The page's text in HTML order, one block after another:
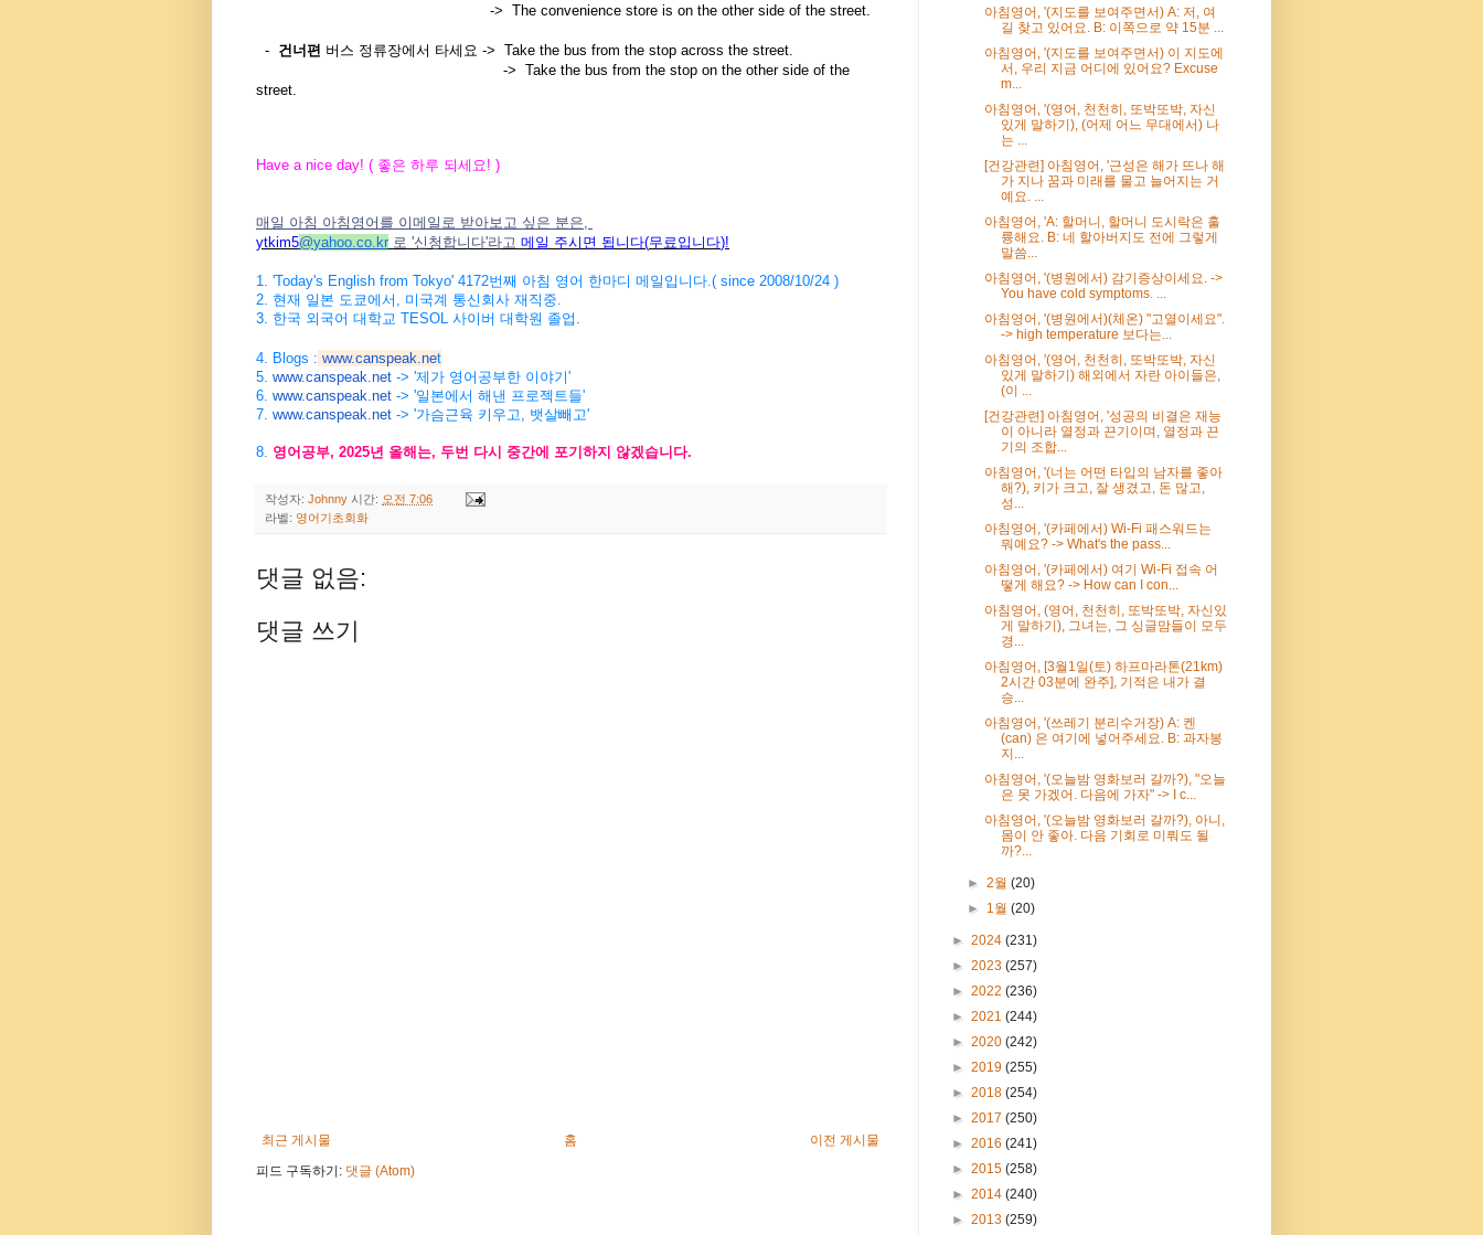
-> The convenience store is on the other side of the street.
- 건너편 버스 정류장에서 타세요 -> Take the bus from the stop across the street.
-> Take the bus from the stop on the other side of the
street.
Have a nice day! ( 좋은 하루 되세요 ! )
매일 아침 아침영어를 이메일로 받아보고 싶은 분은,
ytkim5@yahoo.co.kr 로 '신청합니다'라고 메일 주시면 됩니다(무료입니다)!
1. 'Today's English from Tokyo' 4172번째 아침 영어 한마디 메일입니다 .( since 2008/10/24 )
2. 현재 일본 도쿄에서 미국계 통신회사 재직중
3. 한국 외국어 대학교 TESOL 사이버 대학원 졸업
4. Blogs : www.canspeak.net
5. www.canspeak.net -> '제가 영어공부한 이야기'
6. www.canspeak.net -> '일본에서 해낸 프로젝트들'
7. www.canspeak.net -> '가슴근육 키우고, 뱃살빼고'
8. 영어공부, 2025년 올해는, 두번 다시 중간에 포기하지 않겠습니 다.
작성자: Johnny 시간: 오전 7:06
라벨: 영어기초회화
댓글 없음:
댓글 쓰기
최근 게시물 이전 게시물
홈
피드 구독하기: 댓글 (Atom)
아침영어, '(지도를 보여주면서) A: 저, 여
길 찾고 있어요. B: 이쪽으로 약 15분 ...
아침영어, '(지도를 보여주면서) 이 지도에
서, 우리 지금 어디에 있어요? Excuse
m...
아침영어, '(영어, 천천히, 또박또박, 자신
있게 말하기), (어제 어느 무대에서) 나
는 ...
[건강관련] 아침영어, '근성은 해가 뜨나 해
가 지나 꿈과 미래를 물고 늘어지는 거
예요. ...
아침영어, 'A: 할머니, 할머니 도시락은 훌
륭해요. B: 네 할아버지도 전에 그렇게
말씀...
아침영어, '(병원에서) 감기증상이세요. ->
You have cold symptoms. ...
아침영어, '(병원에서)(체온) "고열이세요".
-> high temperature 보다는...
아침영어, '(영어, 천천히, 또박또박, 자신
있게 말하기) 해외에서 자란 아이들은,
(이 ...
[건강관련] 아침영어, '성공의 비결은 재능
이 아니라 열정과 끈기이며, 열정과 끈
기의 조합...
아침영어, '(너는 어떤 타입의 남자를 좋아
해?), 키가 크고, 잘 생겼고, 돈 많고,
성...
아침영어, '(카페에서) Wi-Fi 패스워드는
뭐예요? -> What's the pass...
아침영어, '(카페에서) 여기 Wi-Fi 접속 어
떻게 해요? -> How can I con...
아침영어, (영어, 천천히, 또박또박, 자신있
게 말하기), 그녀는, 그 싱글맘들이 모두
경...
아침영어, [3월1일(토) 하프마라톤(21km)
2시간 03분에 완주], 기적은 내가 결
승...
아침영어, '(쓰레기 분리수거장) A: 켄
(can) 은 여기에 넣어주세요. B: 과자봉
지...
아침영어, '(오늘밤 영화보러 갈까?), "오늘
은 못 가겠어. 다음에 가자" -> I c...
아침영어, '(오늘밤 영화보러 갈까?), 아니,
몸이 안 좋아. 다음 기회로 미뤄도 될
까?...
►2월(20)
► 1월(20)
► 2024 (231)
► 2023 (257)
► 2022 (236)
► 2021 (244)
► 2020 (242)
► 2019 (255)
► 2018 (254)
► 2017 (250)
► 2016 (241)
► 2015 (258)
► 2014 (240)
► 2013 (259)